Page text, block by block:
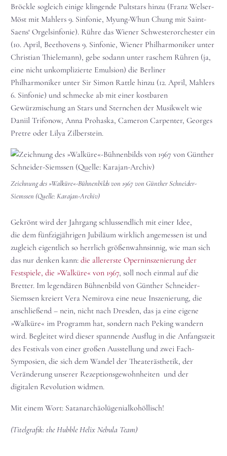
Bröckle sogleich einige klingende Pultstars hinzu (Franz Welser-
Möst mit Mahlers 9. Sinfonie, Myung-Whun Chung mit Saint-
Saens‘ Orgelsinfonie). Rühre das Wiener Schwesterorchester ein
(10. April, Beethovens 9. Sinfonie, Wiener Philharmoniker unter
Christian Thielemann), gebe sodann unter raschem Rühren (ja,
eine nicht unkomplizierte Emulsion) die Berliner
Philharmoniker unter Sir Simon Rattle hinzu (12. April, Mahlers
6. Sinfonie) und schmecke ab mit einer kostbaren
Gewürzmischung an Stars und Sternchen der Musikwelt wie
Daniil Trifonow, Anna Prohaska, Cameron Carpenter, Georges
Pretre oder Lilya Zilberstein.
Zeichnung des »Walküre«-Bühnenbilds von 1967 von Günther Schneider-
Siemssen (Quelle: Karajan-Archiv)
Gekrönt wird der Jahrgang schlussendlich mit einer Idee,
die dem fünfzigjährigen Jubiläum wirklich angemessen ist und
zugleich eigentlich so herrlich größenwahnsinnig, wie man sich
das nur denken kann: die allererste Operninszenierung der
Festspiele, die »Walküre« von 1967, soll noch einmal auf die
Bretter. Im legendären Bühnenbild von Günther Schneider-
Siemssen kreiert Vera Nemirova eine neue Inszenierung, die
anschließend – nein, nicht nach Dresden, das ja eine eigene
»Walküre« im Programm hat, sondern nach Peking wandern
wird. Begleitet wird dieser spannende Ausflug in die Anfangszeit
des Festivals von einer großen Ausstellung und zwei Fach-
Symposien, die sich dem Wandel der Theaterästhetik, der
Veränderung unserer Rezeptionsgewohnheiten und der
digitalen Revolution widmen.
Mit einem Wort: Satanarchäolügenialkohöllisch!
(Titelgrafik: the Hubble Helix Nebula Team)